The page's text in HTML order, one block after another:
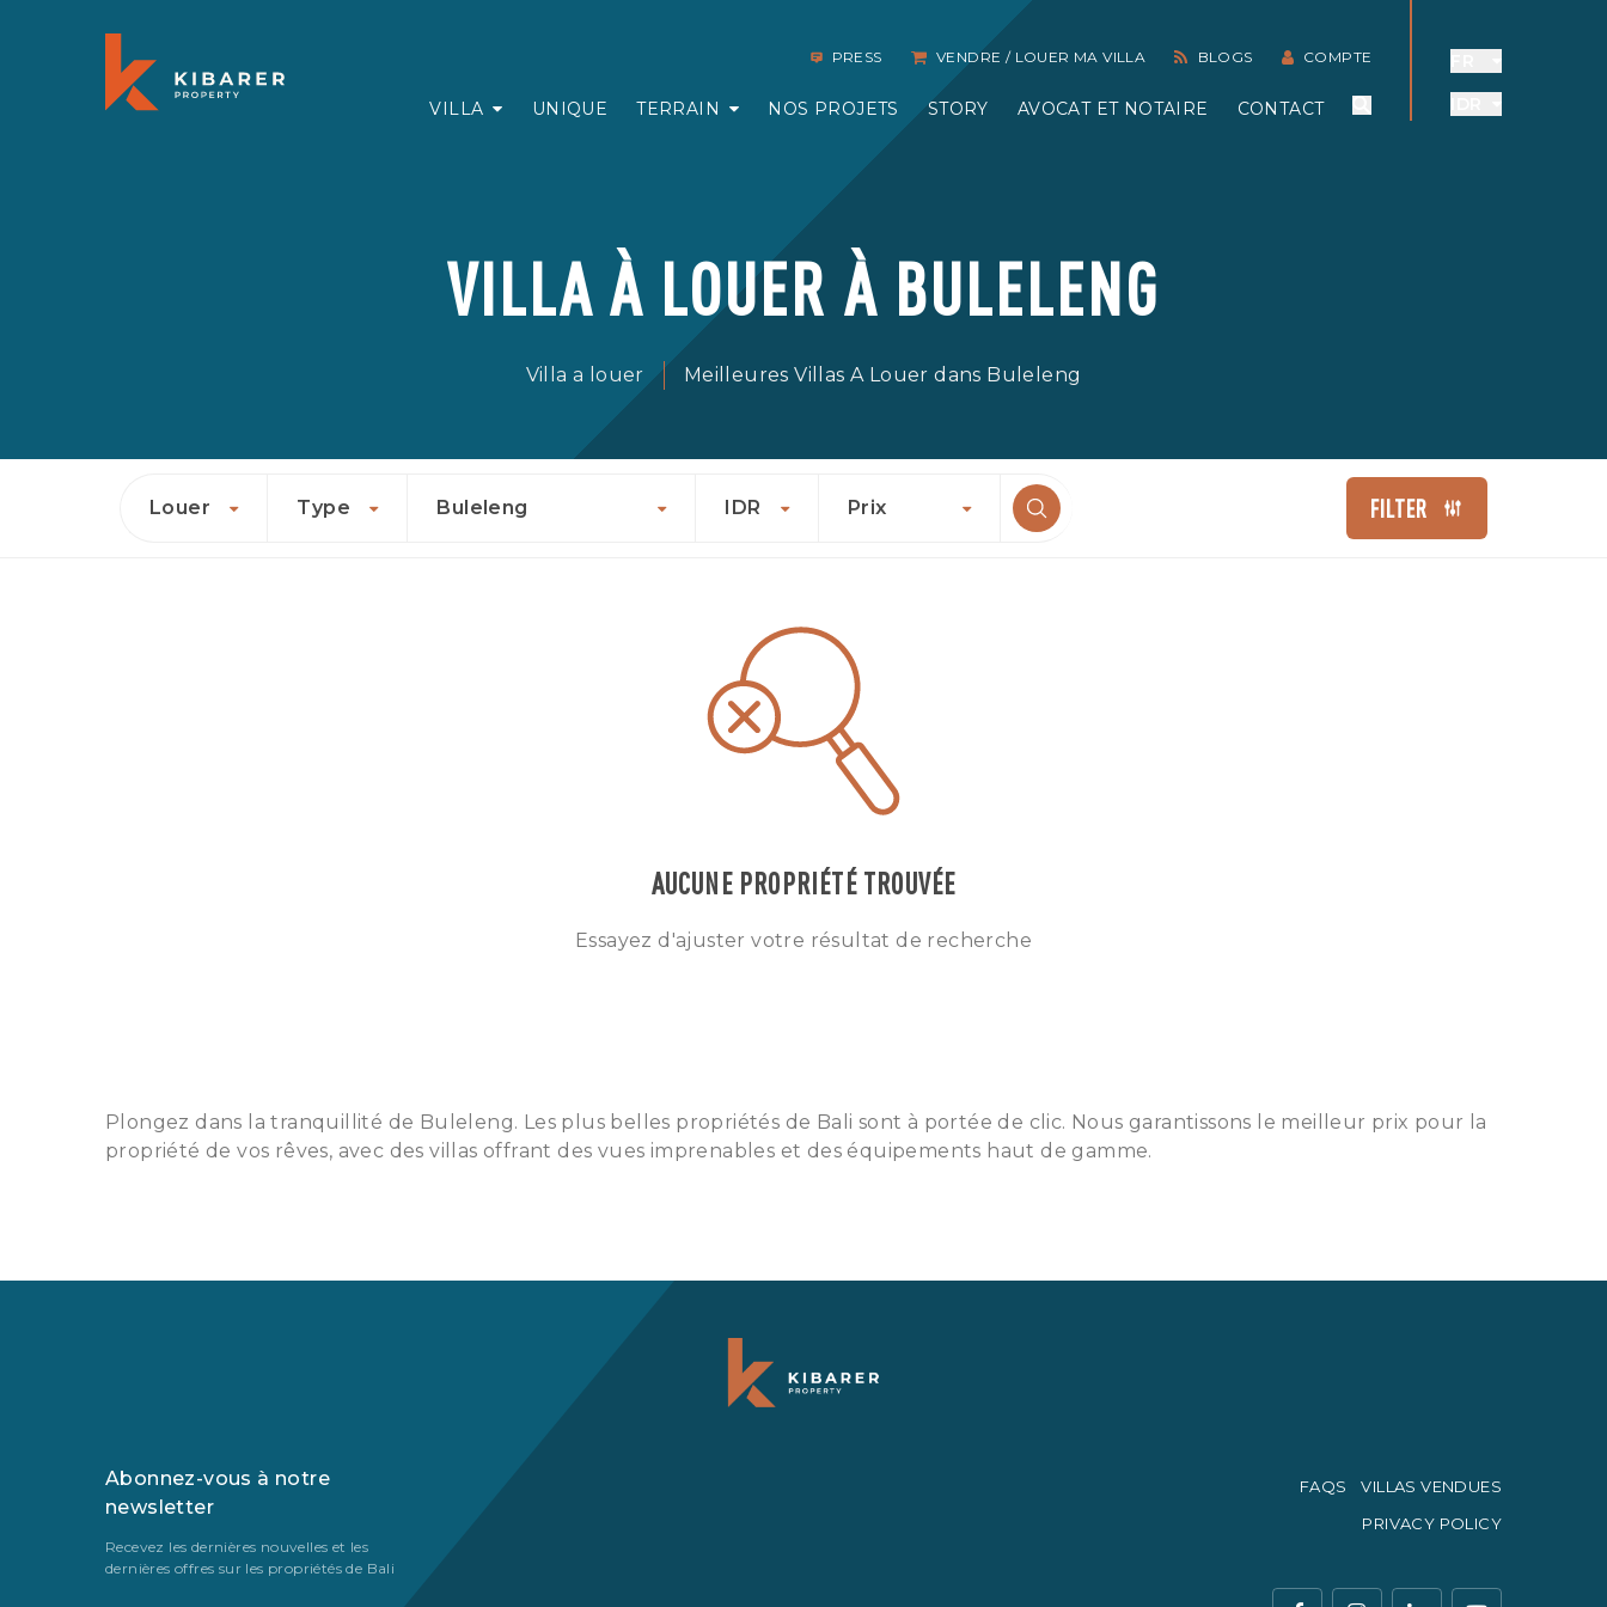
PRESS VENDRE / LOUER MA VILLA BLOGS COMPTE
VILLA UNIQUE TERRAIN NOS PROJETS STORY AVOCAT ET NOTAIRE CONTACT
VILLA À LOUER À BULELENG
Villa a louer Meilleures Villas A Louer dans Buleleng
Louer Type Buleleng IDR Prix FILTER
AUCUNE PROPRIÉTÉ TROUVÉE
Essayez d'ajuster votre résultat de recherche
Plongez dans la tranquillité de Buleleng. Les plus belles propriétés de Bali sont à portée de clic. Nous garantissons le meilleur prix pour la
propriété de vos rêves, avec des villas offrant des vues imprenables et des équipements haut de gamme.
Abonnez-vous à notre
newsletter
Recevez les dernières nouvelles et les
dernières offres sur les propriétés de Bali
FAQS
VILLAS VENDUES
PRIVACY POLICY